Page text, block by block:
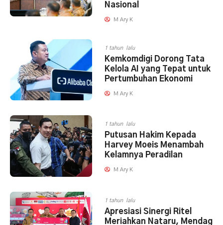
Nasional
M Ary K
1 tahun lalu
Kemkomdigi Dorong Tata
Kelola AI yang Tepat untuk
Pertumbuhan Ekonomi
M Ary K
1 tahun lalu
Putusan Hakim Kepada
Harvey Moeis Menambah
Kelamnya Peradilan
M Ary K
1 tahun lalu
Apresiasi Sinergi Ritel
Meriahkan Nataru, Mendag